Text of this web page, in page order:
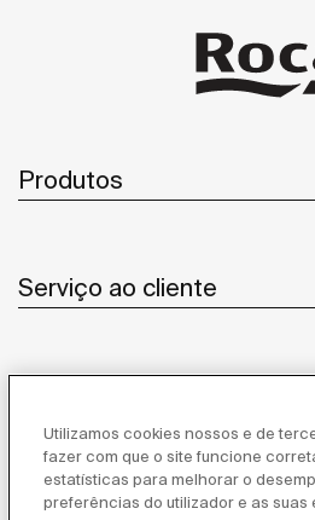
Produtos
Serviço ao cliente
Inspiração
Utilizamos cookies nossos e de
fazer com que o site funcione
estatísticas para melhorar o
preferências do utilizador e as suas